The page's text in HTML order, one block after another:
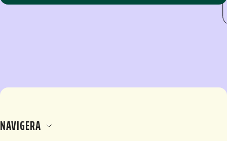
NAVIGERA